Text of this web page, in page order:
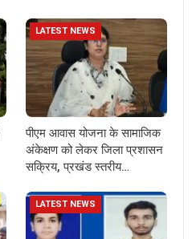
LATEST NEWS
पीएम आवास योजना के सामाजिक
अंकेक्षण को लेकर जिला प्रशासन
सक्रिय, प्रखंड स्तरीय…
LATEST NEWS